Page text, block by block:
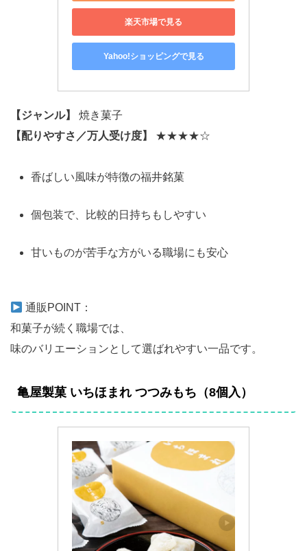
楽天市場で見る
Yahoo!ショッピングで見る
【ジャンル】
焼き菓子
【配りやすさ／万人受け度】
★★★★☆
香ばしい風味が特徴の福井銘菓
個包装で、比較的日持ちもしやすい
甘いものが苦手な方がいる職場にも安心
通販POINT：
和菓子が続く職場では、
味のバリエーションとして選ばれやすい一品です。
亀屋製菓 いちほまれ つつみもち（8個入）